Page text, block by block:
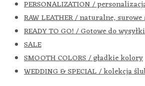
PERSONALIZATION /
RAW LEATHER / naturalne,
READY TO GO! / Gotowe do wysyłki
SALE
SMOOTH COLORS / gładkie kolory
WEDDING & SPECIAL / kolekcja